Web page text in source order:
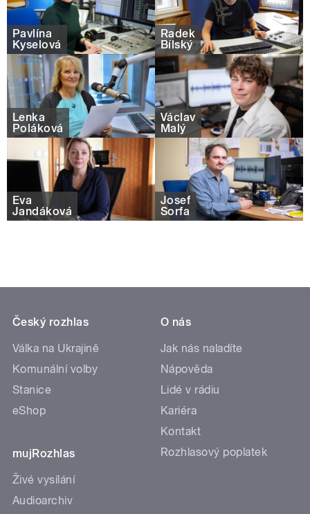
Pavlína
Kyselová
Radek
Bílský
Lenka
Poláková
Václav
Malý
Eva
Jandáková
Josef
Šorfa
Český rozhlas
Válka na Ukrajině
Komunální volby
Stanice
eShop
mujRozhlas
Živé vysílání
Audioarchiv
O nás
Jak nás naladíte
Nápověda
Lidé v rádiu
Kariéra
Kontakt
Rozhlasový poplatek